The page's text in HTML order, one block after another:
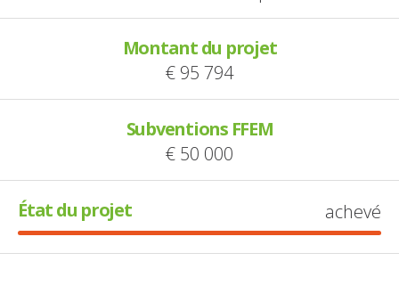
Montant du projet
€ 95 794
Subventions FFEM
€ 50 000
État du projet achevé